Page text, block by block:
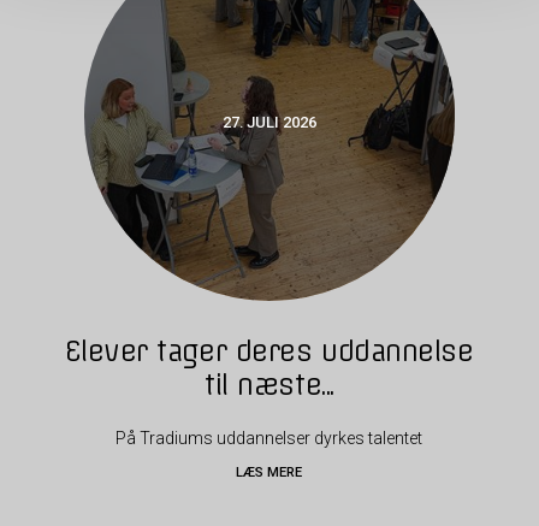
27. JULI 2026
Elever tager deres uddannelse
til næste...
På Tradiums uddannelser dyrkes talentet
LÆS MERE